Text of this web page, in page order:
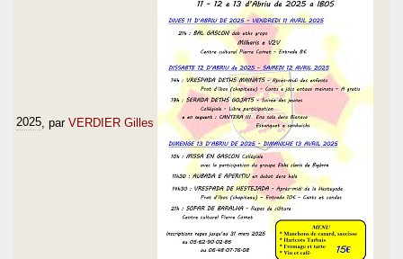
2025 , par VERDIER Gilles